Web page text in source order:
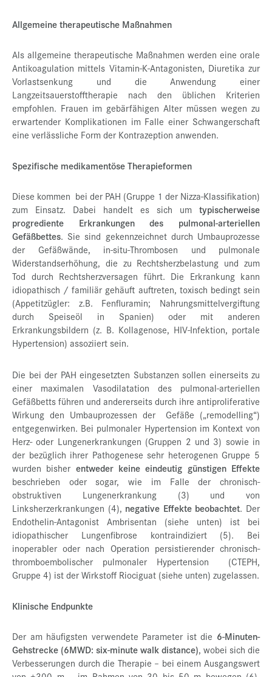
Allgemeine therapeutische Maßnahmen
Als allgemeine therapeutische Maßnahmen werden eine orale
Antikoagulation mittels Vitamin-K-Antagonisten, Diuretika zur
Vorlastsenkung und die Anwendung einer
Langzeitsauerstofftherapie nach den üblichen Kriterien
empfohlen. Frauen im gebärfähigen Alter müssen wegen zu
erwartender Komplikationen im Falle einer Schwangerschaft
eine verlässliche Form der Kontrazeption anwenden.
Spezifische medikamentöse Therapieformen
Diese kommen bei der PAH (Gruppe 1 der Nizza-Klassifikation)
zum Einsatz. Dabei handelt es sich um typischerweise
progrediente Erkrankungen des pulmonal-arteriellen
Gefäßbettes. Sie sind gekennzeichnet durch Umbauprozesse
der Gefäßwände, in-situ-Thrombosen und pulmonale
Widerstandserhöhung, die zu Rechtsherzbelastung und zum
Tod durch Rechtsherzversagen führt. Die Erkrankung kann
idiopathisch / familiär gehäuft auftreten, toxisch bedingt sein
(Appetitzügler: z.B. Fenfluramin; Nahrungsmittelvergiftung
durch Speiseöl in Spanien) oder mit anderen
Erkrankungsbildern (z. B. Kollagenose, HIV-Infektion, portale
Hypertension) assoziiert sein.
Die bei der PAH eingesetzten Substanzen sollen einerseits zu
einer maximalen Vasodilatation des pulmonal-arteriellen
Gefäßbetts führen und andererseits durch ihre antiproliferative
Wirkung den Umbauprozessen der Gefäße („remodelling“)
entgegenwirken. Bei pulmonaler Hypertension im Kontext von
Herz- oder Lungenerkrankungen (Gruppen 2 und 3) sowie in
der bezüglich ihrer Pathogenese sehr heterogenen Gruppe 5
wurden bisher entweder keine eindeutig günstigen Effekte
beschrieben oder sogar, wie im Falle der chronisch-
obstruktiven Lungenerkrankung (3) und von
Linksherzerkrankungen (4), negative Effekte beobachtet. Der
Endothelin-Antagonist Ambrisentan (siehe unten) ist bei
idiopathischer Lungenfibrose kontraindiziert (5). Bei
inoperabler oder nach Operation persistierender chronisch-
thromboembolischer pulmonaler Hypertension (CTEPH,
Gruppe 4) ist der Wirkstoff Riociguat (siehe unten) zugelassen.
Klinische Endpunkte
Der am häufigsten verwendete Parameter ist die 6-Minuten-
Gehstrecke (6MWD: six-minute walk distance), wobei sich die
Verbesserungen durch die Therapie – bei einem Ausgangswert